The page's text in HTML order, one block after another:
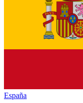
España